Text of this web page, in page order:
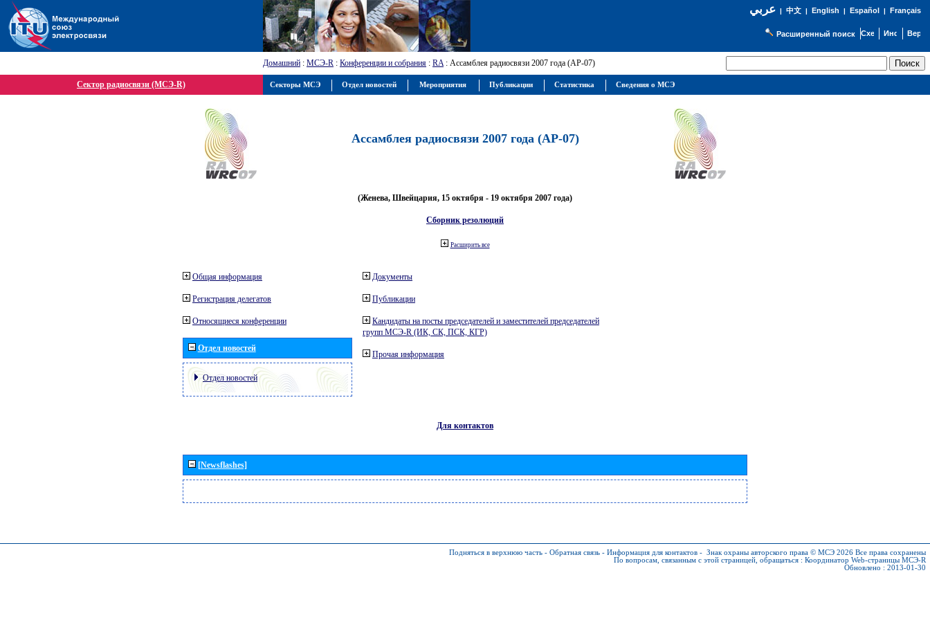
عربي| 中文| English | Español | Français
Расширенный поиск
Домашний : МСЭ-R : Конференции и собрания : RA: Ассамблея радиосвязи 2007 года (АР-07)
Сектор радиосвязи (МСЭ-R)
Ассамблея радиосвязи 2007 года (АР-07)
(Женева, Швейцария, 15 октября - 19 октября 2007 года)
Сборник резолюций
Расширить все
Общая информация
Регистрация делегатов
Относящиеся конференции
Отдел новостей
Отдел новостей
Документы
Публикации
Кандидаты на посты председателей и заместителей председателей
групп МСЭ-R (ИК, СК, ПСК, КГР)
Прочая информация
Для контактов
[Newsflashes]
Подняться в верхнюю часть - Обратная связь - Информация для контактов - Знак охраны авторского права © МСЭ 2026 Все права сохранены
По вопросам, связанным с этой страницей, обращаться : Координатор Web-страницы МСЭ-R
Обновлено : 2013-01-30
Секторы МСЭ Отдел новостей Мероприятия Публикации Статистика Сведения о МСЭ